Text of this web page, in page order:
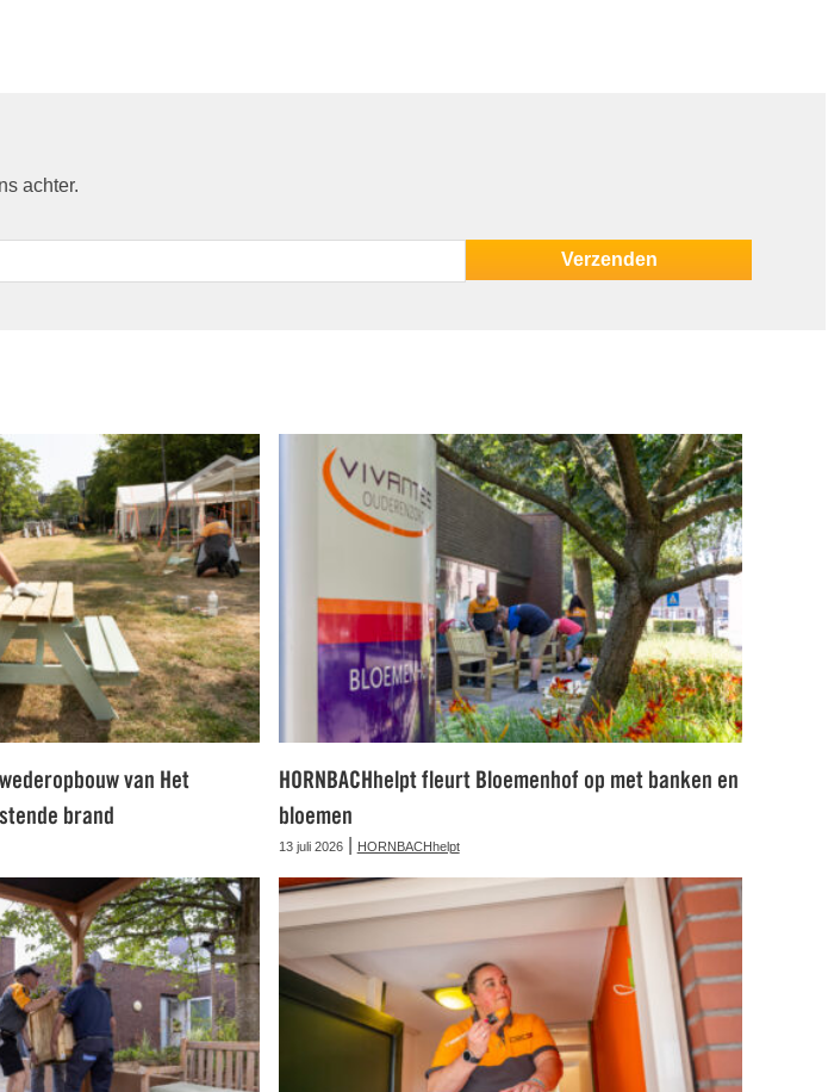
achter.
van Het
brand
HORNBACHhelpt fleurt Bloemenhof op met banken en
bloemen
13 juli 2026| HORNBACHhelpt